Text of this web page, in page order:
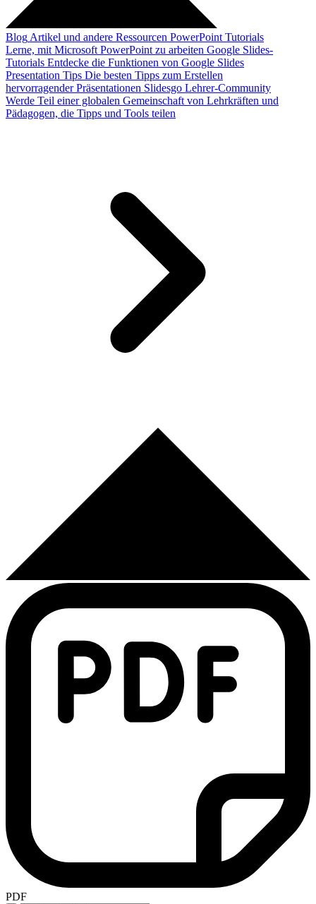
Blog Artikel und andere Ressourcen PowerPoint Tutorials
Lerne, mit Microsoft PowerPoint zu arbeiten Google Slides-
Tutorials Entdecke die Funktionen von Google Slides
Presentation Tips Die besten Tipps zum Erstellen
hervorragender Präsentationen Slidesgo Lehrer-Community
Werde Teil einer globalen Gemeinschaft von Lehrkräften und
Pädagogen, die Tipps und Tools teilen
PDF